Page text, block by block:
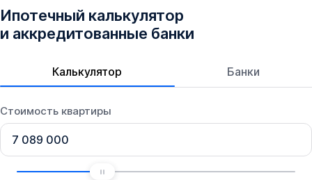
Ипотечный калькулятор
и аккредитованные банки
Калькулятор Банки
Стоимость квартиры